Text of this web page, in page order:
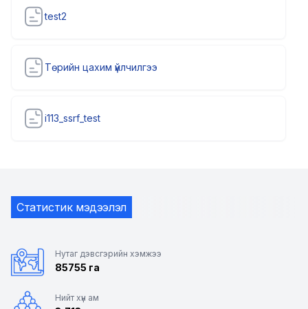
test2
Төрийн цахим үйлчилгээ
i113_ssrf_test
Статистик мэдээлэл
Нутаг дэвсгэрийн хэмжээ
85755 га
Нийт хүн ам